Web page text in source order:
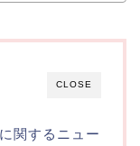
CLOSE
関するニュー